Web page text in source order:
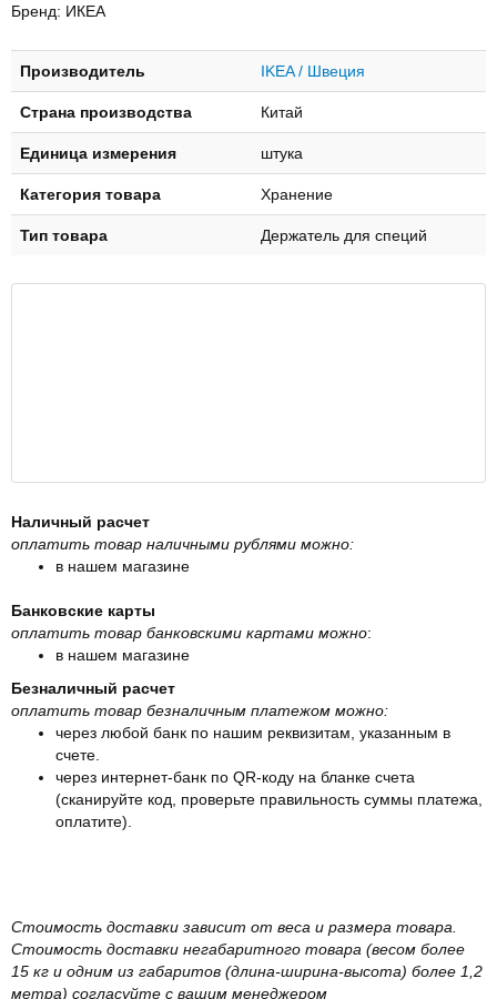
Бренд: ИКЕА
Производитель IKEA / Швеция
Страна производства Китай
Единица измерения штука
Категория товара Хранение
Тип товара Держатель для специй
Наличный расчет
оплатить товар наличными рублями можно:
в нашем магазине
Банковские карты
оплатить товар банковскими картами можно:
в нашем магазине
Безналичный расчет
оплатить товар безналичным платежом можно:
через любой банк по нашим реквизитам, указанным в
счете.
через интернет-банк по QR-коду на бланке счета
(сканируйте код, проверьте правильность суммы платежа,
оплатите).
Стоимость доставки зависит от веса и размера товара.
Стоимость доставки негабаритного товара (весом более
15 кг и одним из габаритов (длина-ширина-высота) более 1,2
метра) согласуйте с вашим менеджером